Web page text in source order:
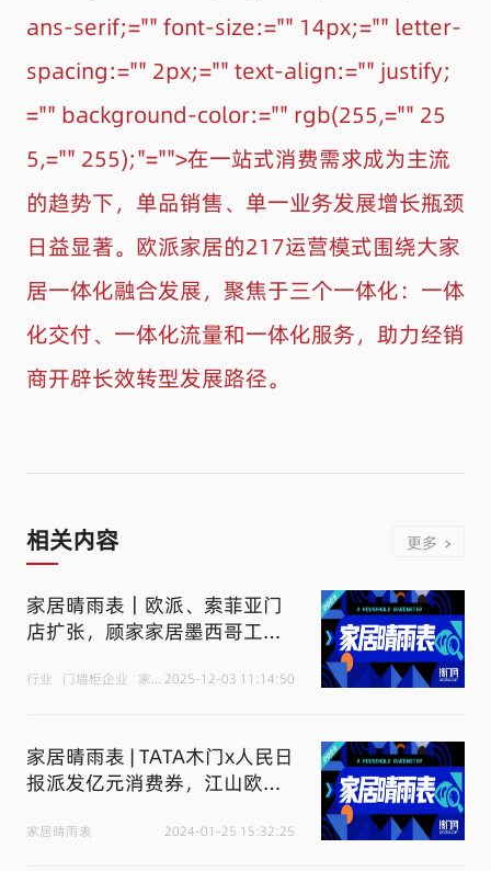
ans-serif;="" font-size:="" 14px;="" letter-
spacing:="" 2px;="" text-align:="" justify;
="" background-color:="" rgb(255,="" 25
5,="" 255);"="">在一站式消费需求成为主流
的趋势下，单品销售、单一业务发展增长瓶颈
日益显著。欧派家居的217运营模式围绕大家
居一体化融合发展，聚焦于三个一体化：一体
化交付、一体化流量和一体化服务，助力经销
商开辟长效转型发展路径。
相关内容 更多
家居晴雨表｜欧派、索菲亚门
店扩张，顾家家居墨西哥工厂
业标“星”
行业 门墙柜企业 家居晴雨表 2025-12-03 11:14:50
家居晴雨表 | TATA木门x人民日
报派发亿元消费券，江山欧派
菲亚2024年将加快门店开店速
度
家居晴雨表 2024-01-25 15:32:25